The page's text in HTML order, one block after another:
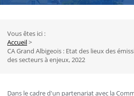
Vous êtes ici :
Fil
d'Ariane
Accueil
CA Grand Albigeois : Etat des lieux des
des secteurs à enjeux, 2022
Dans le cadre d'un partenariat avec la